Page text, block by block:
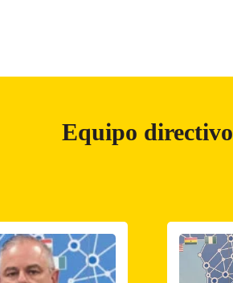
Equipo directivo